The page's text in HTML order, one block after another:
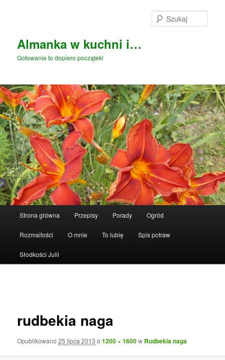
Almanka w kuchni i…
Gotowanie to dopiero początek!
Strona główna Przepisy Porady Ogród
Rozmaitości O mnie To lubię Spis potraw
Słodkości Julii
rudbekia naga
Opublikowano25 lipca 2013 o1200 × 1600w Rudbekia naga